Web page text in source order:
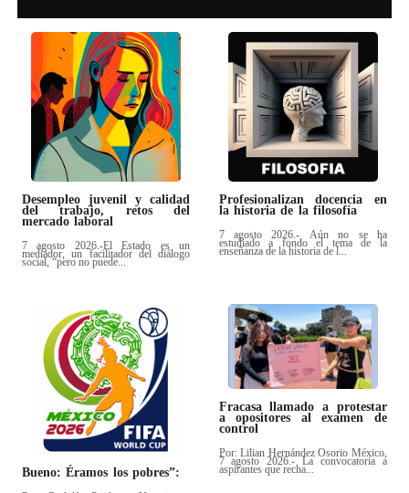
Desempleo juvenil y calidad
del trabajo, retos del
mercado laboral
7 agosto 2026.-El Estado es un
mediador, un facilitador del diálogo
social, “pero no puede...
Profesionalizan docencia en
la historia de la filosofía
7 agosto 2026.- Aún no se ha
estudiado a fondo el tema de la
enseñanza de la historia de l...
Bueno: Éramos los pobres”:
Fracasa llamado a protestar
a opositores al examen de
control
Por: Lilian Hernández Osorio México,
7 agosto 2026.- La convocatoria a
aspirantes que recha...